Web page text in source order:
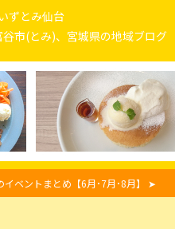
ずとみ仙台
市(とみ)、宮城県の地域ブログ
イベントまとめ【6月･7月･8月】 ➤